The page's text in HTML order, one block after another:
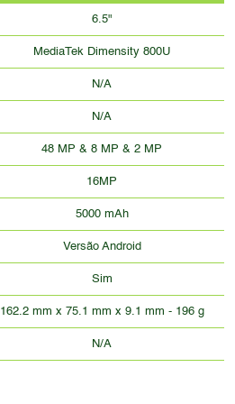
6.5"
MediaTek Dimensity 800U
N/A
N/A
48 MP & 8 MP & 2 MP
16MP
5000 mAh
Versão Android
Sim
162.2 mm x 75.1 mm x 9.1 mm - 196 g
N/A